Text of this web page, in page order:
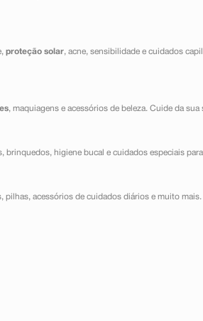
proteção solar, acne, sensibilidade e cuidados
, maquiagens e acessórios de beleza. Cuide da
higiene bucal e cuidados especiais
acessórios de cuidados diários e muito